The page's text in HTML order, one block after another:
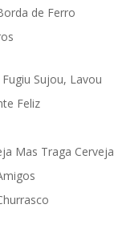
de Ferro
Sujou, Lavou
Feliz
Mas Traga Cerveja